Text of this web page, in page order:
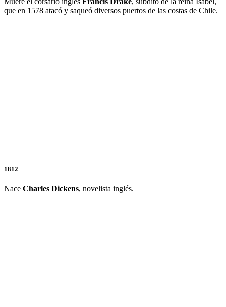
que en 1578 atacó y saqueó diversos puertos de las costas de Chile.
1812
Nace Charles Dickens, novelista inglés.